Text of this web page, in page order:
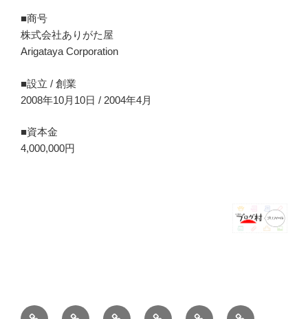
■商号
株式会社ありがた屋
Arigataya Corporation
■設立 / 創業
2008年10月10日 / 2004年4月
■資本金
4,000,000円
ホ ブ 薪 シ お バ